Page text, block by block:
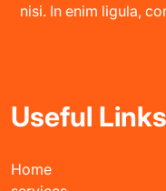
nisi. In enim ligula,
Useful Links
Home